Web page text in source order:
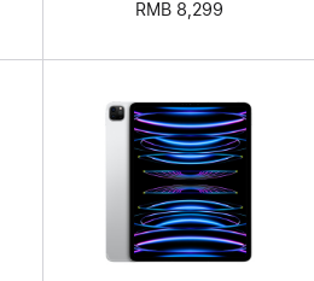
RMB 8,299